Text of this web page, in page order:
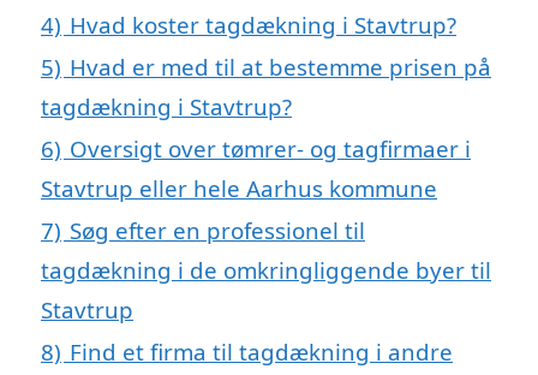
4) Hvad koster tagdækning i Stavtrup?
5) Hvad er med til at bestemme prisen på
tagdækning i Stavtrup?
6) Oversigt over tømrer- og tagfirmaer i
Stavtrup eller hele Aarhus kommune
7) Søg efter en professionel til
tagdækning i de omkringliggende byer til
Stavtrup
8) Find et firma til tagdækning i andre